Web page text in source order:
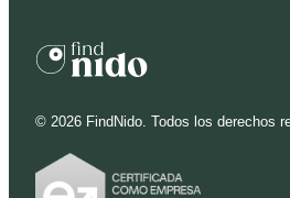
© 2026 FindNido. Todos los derechos